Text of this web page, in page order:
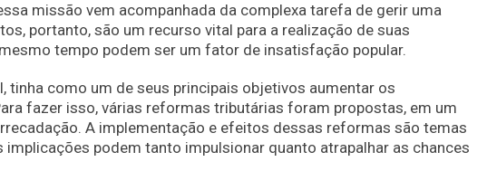
missão vem acompanhada da complexa tarefa de gerir uma
portanto, são um recurso vital para a realização de suas
tempo podem ser um fator de insatisfação popular.
tinha como um de seus principais objetivos aumentar os
fazer isso, várias reformas tributárias foram propostas, em um
A implementação e efeitos dessas reformas são temas
implicações podem tanto impulsionar quanto atrapalhar as chances